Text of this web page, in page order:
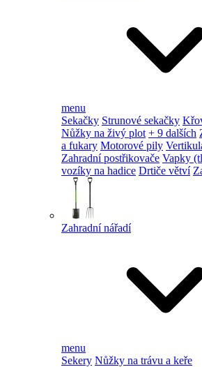
menu
Sekačky Strunové sekačky
Nůžky na živý plot + 9 dalších
a fukary Motorové pily
Zahradní postřikovače Vapky
vozíky na hadice Drtiče větví
Zahradní nářadí
menu
Sekery Nůžky na trávu a keře